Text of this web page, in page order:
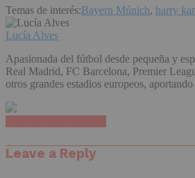
Temas de interés:Bayern Múnich, harry
Lucía Alves
Apasionada del fútbol desde pequeña y
Real Madrid, FC Barcelona, Premier
otros grandes estadios europeos,
Leave a Reply